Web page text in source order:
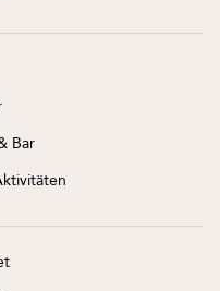
Bar